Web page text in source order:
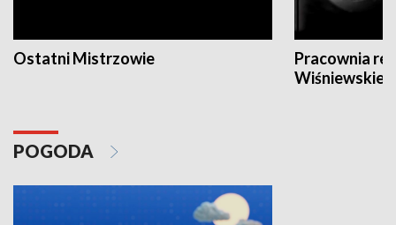
Ostatni Mistrzowie
Pracownia
POGODA